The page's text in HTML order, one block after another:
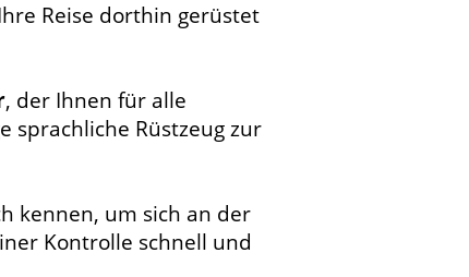
Reise dorthin gerüstet
, der Ihnen für alle
sprachliche Rüstzeug zur
kennen, um sich an der
Kontrolle schnell und